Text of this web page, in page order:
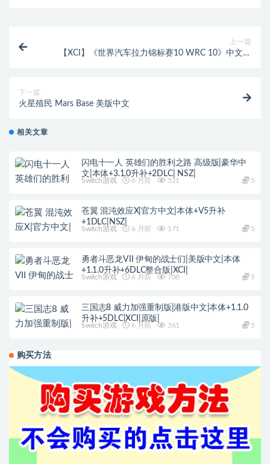
上一篇
【XCI】《世界汽车拉力锦标赛10 WRC 10》中文版
下一篇
火星殖民 Mars Base 美版中文
相关文章
闪电十一人 英雄们的胜利之路 高级版|豪华中
文|本体+3.1.0升补+2DLC| NSZ|
Switch游戏 6 月前 521 5
苍翼 混沌效应X|官方中文|本体+V5升补
+1DLC|NSZ|
Switch游戏 6 月前 171 5
勇者斗恶龙VII 伊甸的战士们|美版中文|本体
+1.1.0升补+6DLC整合版|XCI|
Switch游戏 6 月前 708 5
三国志8 威力加强重制版|港版中文|本体+1.1.0
升补+5DLC|XCI|原版|
Switch游戏 6 月前 361 5
购买方法